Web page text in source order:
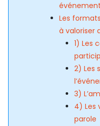
Les
à valoriser
1) Les
2) Les
3)
4) Les
parole